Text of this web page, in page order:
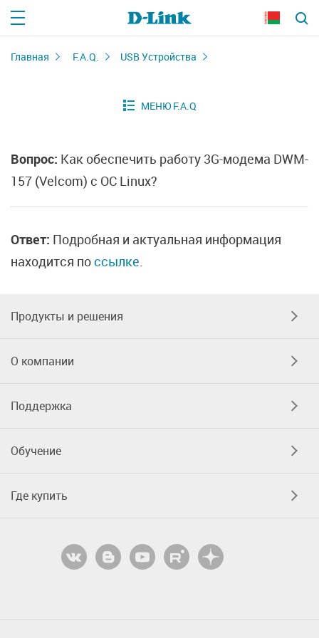
Главная F.A.Q. USB Устройства
Вопрос: Как обеспечить работу 3G-модема DWM-
157 (Velcom) с ОС Linux?
Ответ: Подробная и актуальная информация
находится поссылке.
Продукты и решения
О компании
Поддержка
Обучение
Где купить